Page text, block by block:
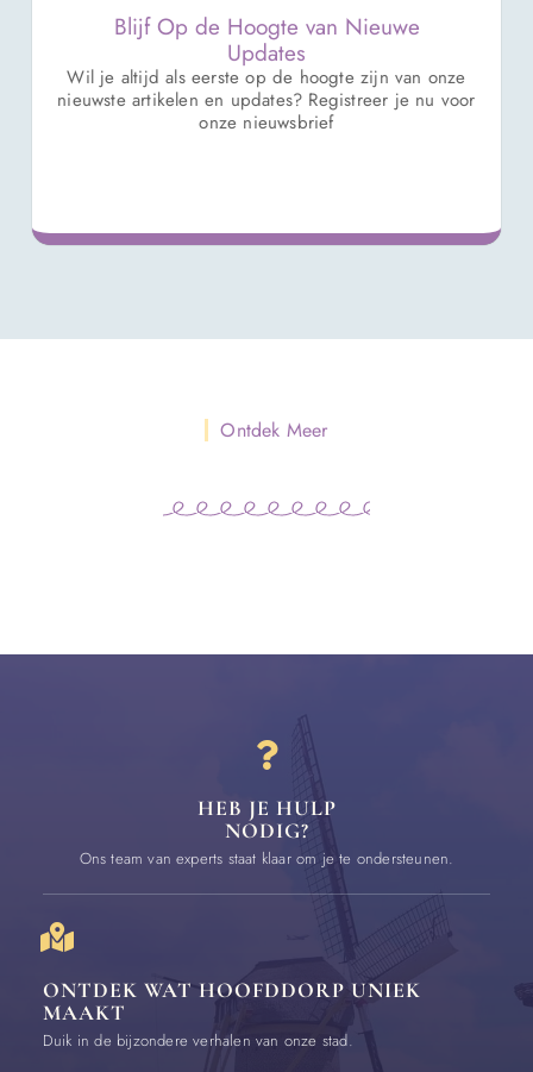
Blijf Op de Hoogte van Nieuwe
Updates
Wil je altijd als eerste op de hoogte zijn van onze
nieuwste artikelen en updates? Registreer je nu voor
onze nieuwsbrief
Ontdek Meer
HEB JE HULP
NODIG?
Ons team van experts staat klaar om je te ondersteunen.
ONTDEK WAT HOOFDDORP UNIEK
MAAKT
Duik in de bijzondere verhalen van onze stad.